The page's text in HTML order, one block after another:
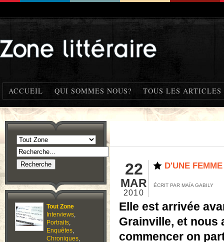
ACCUEIL QUI SOMMES NOUS? TOUS LES ARTICLES
Tout Zone
Interviews,
Portraits,
Enquêtes,
Chroniques,
22
MAR
2010
D'UNE
ÉCRIT PAR MAÏA GABILY
Elle est arrivée
Grainville, et nous
commencer on